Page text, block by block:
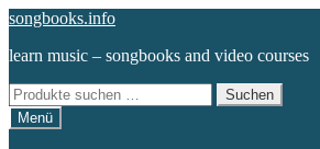
Zur
springen
Zum
springen
songbooks.info
learn music – songbooks and video courses
Suchen
nach:
Suchen
Menü